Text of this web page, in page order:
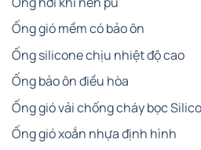
Ống gió mềm có bảo ôn
Ống silicone chịu nhiệt độ cao
Ống bảo ôn điều hòa
Ống gió vải chống cháy bọc
Ống gió xoắn nhựa định hình